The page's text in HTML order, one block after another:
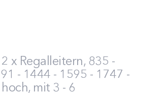
x Regalleitern, 835 -
- 1444 - 1595 - 1747 -
mit 3 - 6